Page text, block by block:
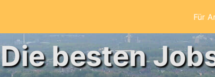
Für
Die besten